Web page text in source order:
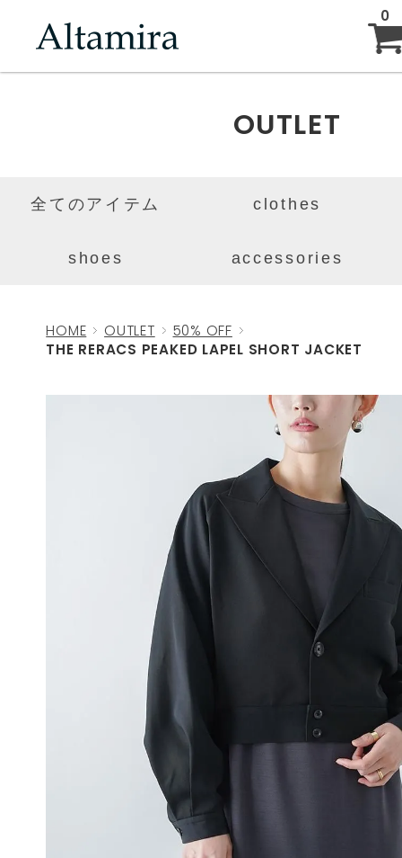
0
ABOUT
BRAND
OUTLET
全てのアイテム clothes
shoes accessories
HOME OUTLET
50% OFF
THE RERACS PEAKED LAPEL SHORT JACKET